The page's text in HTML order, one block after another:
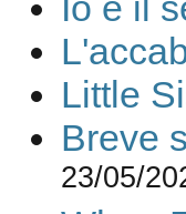
Little
Breve
23/05/